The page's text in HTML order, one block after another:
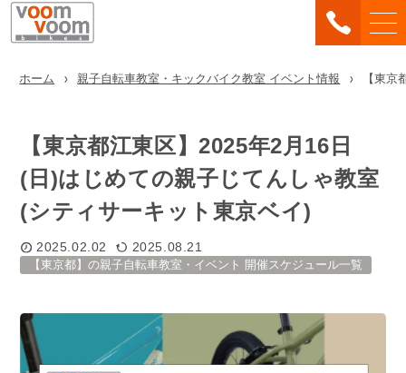
ホーム 親子自転車教室・キックバイク教室 イベント情報 【東
【東京都江東区】2025年2月16日
(日)はじめての親子じてんしゃ教室
(シティサーキット東京ベイ)
2025.02.02 2025.08.21
【東京都】の親子自転車教室・イベント 開催スケジュール一覧